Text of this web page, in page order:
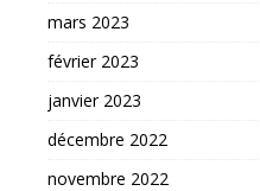
mars 2023
février 2023
janvier 2023
décembre 2022
novembre 2022